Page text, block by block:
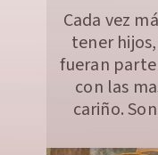
Cada vez
tener
fueran
con las
cariño.